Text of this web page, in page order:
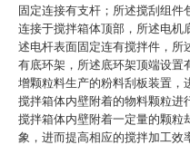
固定连接有支杆；所述搅刮组件
连接于搅拌箱体顶部，所述电机
述电杆表面固定连有搅拌件，所
有底环架，所述底环架顶端设置
增颗粒料生产的粉料刮板装置，
搅拌箱体内壁附着的物料颗粒进
搅拌箱体内壁附着一定量的颗粒
象，进而提高相应的搅拌加工效